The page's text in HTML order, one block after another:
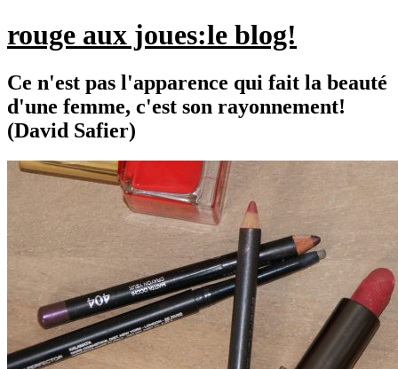
rouge aux joues:le blog!
Ce n'est pas l'apparence qui fait la beauté
d'une femme, c'est son rayonnement!
(David Safier)